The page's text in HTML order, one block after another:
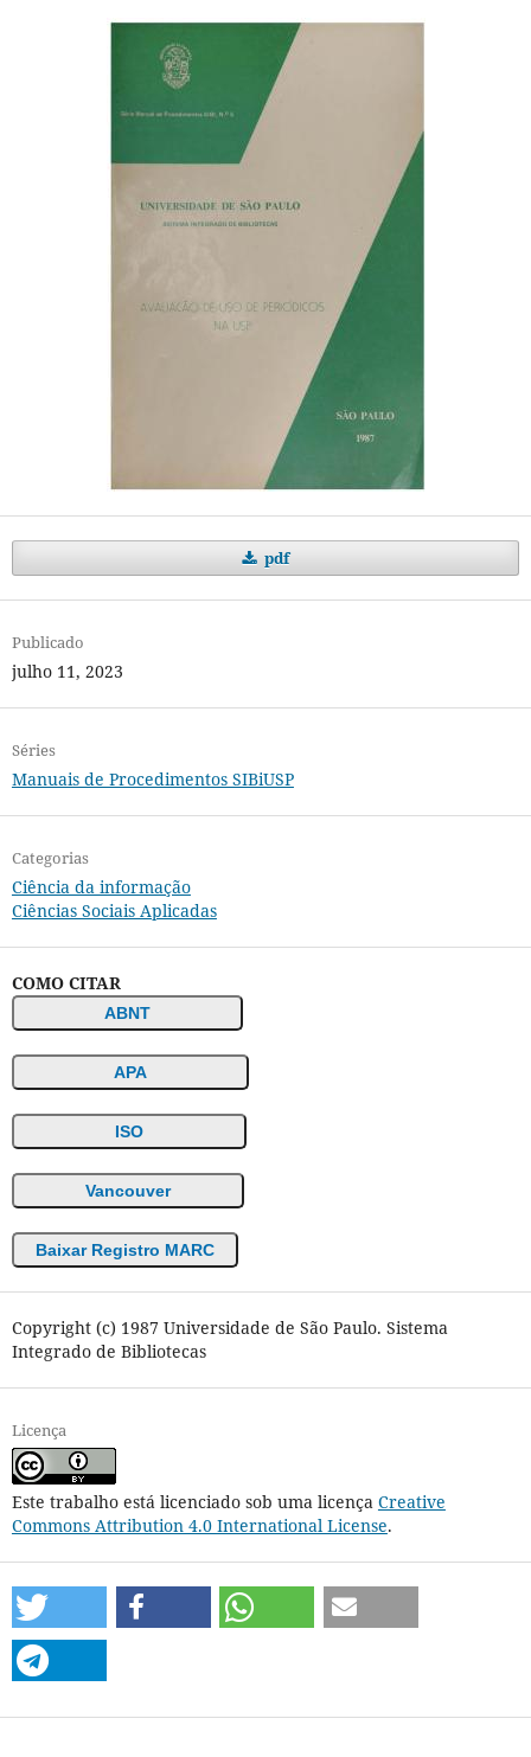
pdf
Publicado
julho 11, 2023
Séries
Manuais de Procedimentos SIBiUSP
Categorias
Ciência da informação
Ciências Sociais Aplicadas
COMO CITAR
ABNT
APA
ISO
Vancouver
Baixar Registro MARC
Copyright (c) 1987 Universidade de São Paulo. Sistema
Integrado de Bibliotecas
Licença
Este trabalho está licenciado sob uma licença Creative
Commons Attribution 4.0 International License.